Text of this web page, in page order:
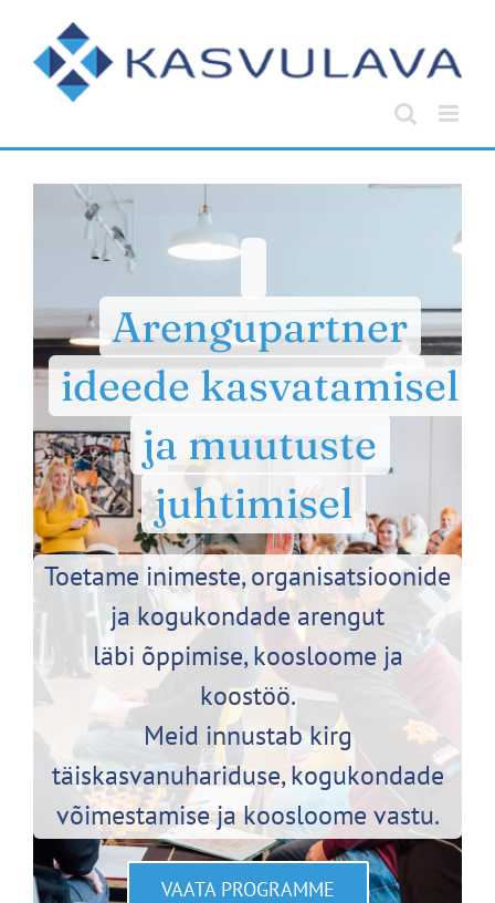
content
Arengupartner
ideede kasvatamisel
ja muutuste
juhtimisel
Toetame inimeste, organisatsioonide
ja kogukondade arengut
läbi õppimise, koosloome ja
koostöö.
Meid innustab kirg
täiskasvanuhariduse, kogukondade
võimestamise ja koosloome vastu.
VAATA PROGRAMME